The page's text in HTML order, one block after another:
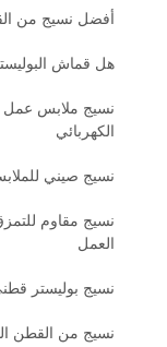
أفضل نسيج من
هل قماش
نسيج ملابس عمل
الكهربائي
نسيج صيني
نسيج مقاوم
العمل
نسيج بوليستر
نسيج من القطن